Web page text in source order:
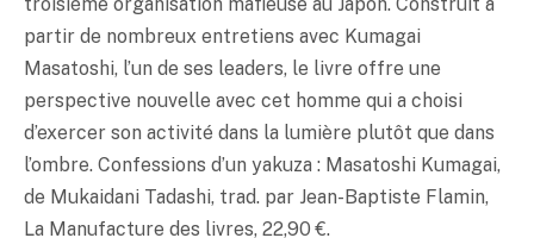
partir de nombreux entretiens avec Kumagai
Masatoshi, l’un de ses leaders, le livre offre une
perspective nouvelle avec cet homme qui a choisi
d’exercer son activité dans la lumière plutôt que dans
l’ombre. Confessions d’un yakuza : Masatoshi Kumagai,
de Mukaidani Tadashi, trad. par Jean-Baptiste Flamin,
La Manufacture des livres, 22,90 €.